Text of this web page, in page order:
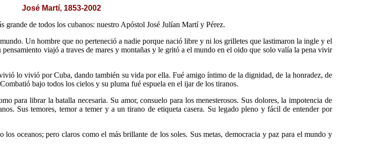
José Martí, 1853-2002
grande de todos los cubanos: nuestro Apóstol José Julían Martí y Pérez.
Un hombre que no perteneció a nadie porque nació libre y ni los grilletes que lastimaron la ingle y el
viajó a traves de mares y montañas y le gritó a el mundo en el oido que solo valía la pena vivir
lo vivió por Cuba, dando también su vida por ella. Fué amigo íntimo de la dignidad, de la honradez, de
bajo todos los cielos y su pluma fué espuela en el ijar de los tiranos.
para librar la batalla necesaria. Su amor, consuelo para los menesterosos. Sus dolores, la impotencia de
Sus temores, temor a temer y a un tirano de etiqueta casera. Su legado pleno y fácil de entender por
oceanos; pero claros como el más brillante de los soles. Sus metas, democracia y paz para el mundo y